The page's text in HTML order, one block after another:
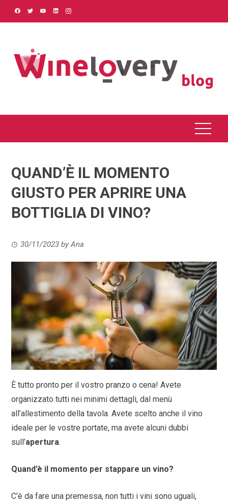
QUAND’È IL MOMENTO
GIUSTO PER APRIRE UNA
BOTTIGLIA DI VINO?
30/11/2023 byAna
È tutto pronto per il vostro pranzo o cena! Avete
organizzato tutti nei minimi dettagli, dal menù
all’allestimento della tavola. Avete scelto anche il vino
ideale per le vostre portate, ma avete alcuni dubbi
sull’apertura.
Quand’è il momento per stappare un vino?
C’è da fare una premessa, non tutti i vini sono uguali,